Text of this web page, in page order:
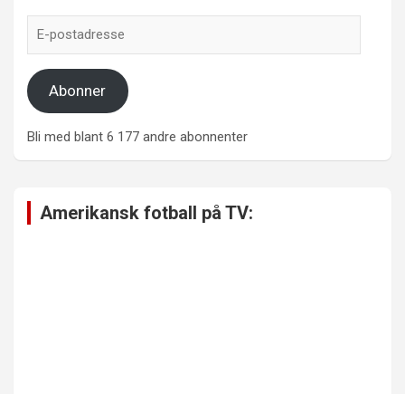
postadresse
Abonner
Bli med blant 6 177 andre abonnenter
Amerikansk fotball på TV: